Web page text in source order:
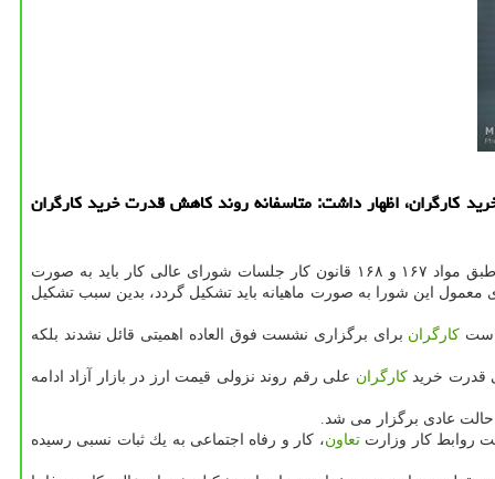
كارگران، اظهار داشت: متاسفانه روند كاهش قدرت خرید كارگران
در سال ۹۷ اظهار داشت: طبق مواد ۱۶۷ و ۱۶۸ قانون كار جلسات شورای عالی كار باید به صورت
این شورا به صورت ماهیانه باید تشكیل گردد، بدین سبب تشكیل
كارگران برای برگزاری نشست فوق العاده اهمیتی قائل نشدند بلكه
كارگران علی رقم روند نزولی قیمت ارز در بازار آزاد ادامه
روابط كار وزارتتعاون، كار و رفاه اجتماعی به یك ثبات نسبی رسیده